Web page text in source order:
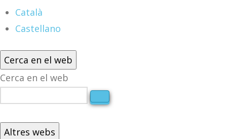
Català
Castellano
Cerca en el web
Cerca en el web
Altres webs